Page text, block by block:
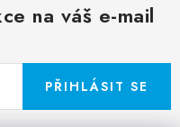
na váš e-mail
PŘIHLÁSIT SE